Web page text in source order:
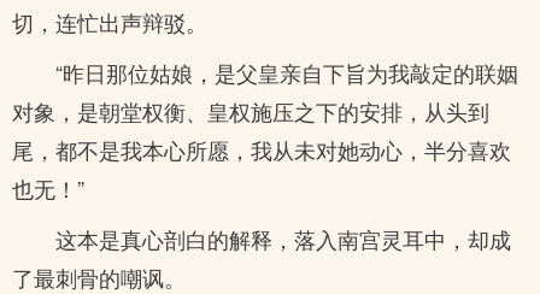
切，连忙出声辩驳。
“昨日那位姑娘，是父皇亲自下旨为我敲定的联姻
对象，是朝堂权衡、皇权施压之下的安排，从头到
尾，都不是我本心所愿，我从未对她动心，半分喜欢
也无！”
这本是真心剖白的解释，落入南宫灵耳中，却成
了最刺骨的嘲讽。